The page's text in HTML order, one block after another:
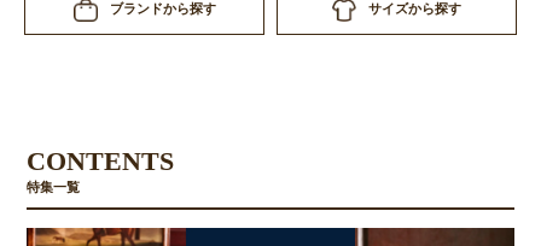
ブランドから探す サイズから探す
CONTENTS
特集一覧